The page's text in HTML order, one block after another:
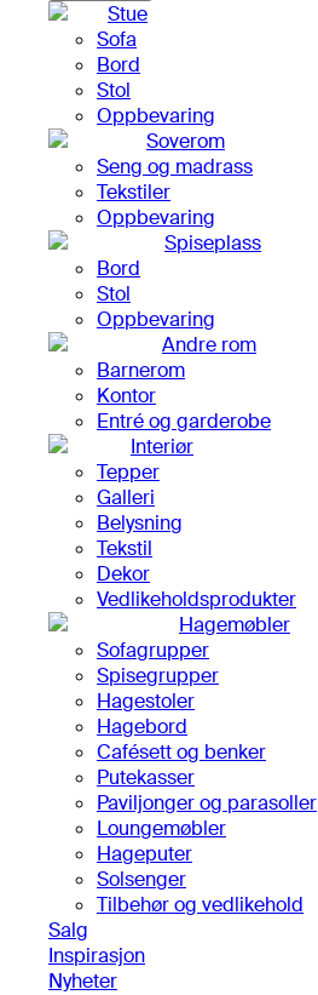
Stue
Sofa
Bord
Stol
Oppbevaring
Soverom
Seng og madrass
Tekstiler
Oppbevaring
Spiseplass
Bord
Stol
Oppbevaring
Andre rom
Barnerom
Kontor
Entré og garderobe
Interiør
Tepper
Galleri
Belysning
Tekstil
Dekor
Vedlikeholdsprodukter
Hagemøbler
Sofagrupper
Spisegrupper
Hagestoler
Hagebord
Cafésett og benker
Putekasser
Paviljonger og parasoller
Loungemøbler
Hageputer
Solsenger
Tilbehør og vedlikehold
Salg
Inspirasjon
Nyheter